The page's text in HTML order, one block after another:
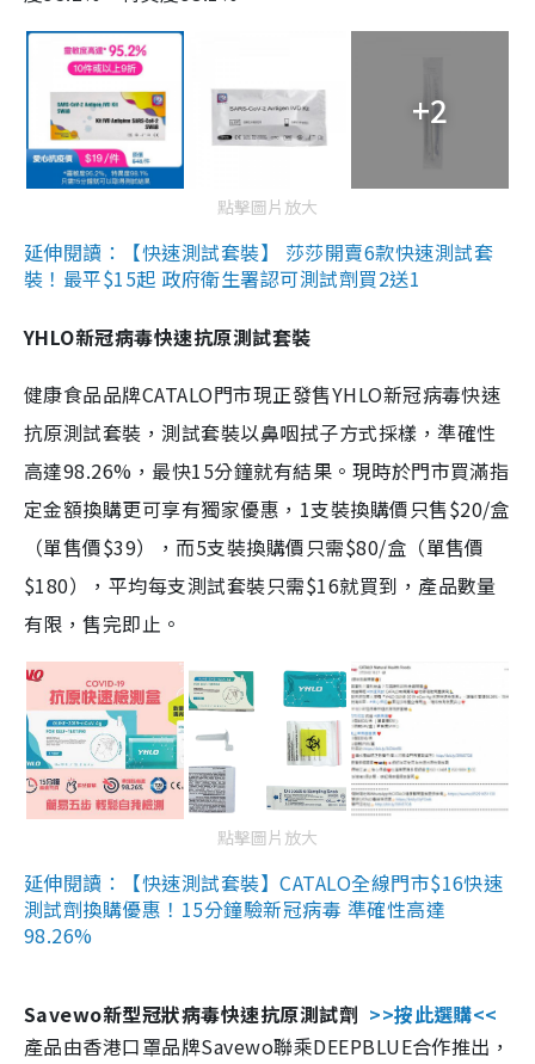
+2
點擊圖片放大
延伸閱讀：【快速測試套裝】 莎莎開賣6款快速測試套
裝！最平$15起 政府衛生署認可測試劑買2送1
YHLO新冠病毒快速抗原測試套裝
健康食品品牌CATALO門市現正發售YHLO新冠病毒快速
抗原測試套裝，測試套裝以鼻咽拭子方式採樣，準確性
高達98.26%，最快15分鐘就有結果。現時於門市買滿指
定金額換購更可享有獨家優惠，1支裝換購價只售$20/盒
（單售價$39），而5支裝換購價只需$80/盒（單售價
$180），平均每支測試套裝只需$16就買到，產品數量
有限，售完即止。
點擊圖片放大
延伸閱讀：【快速測試套裝】CATALO全線門市$16快速
測試劑換購優惠！15分鐘驗新冠病毒 準確性高達
98.26%
Savewo新型冠狀病毒快速抗原測試劑 >>按此選購<<
產品由香港口罩品牌Savewo聯乘DEEPBLUE合作推出，